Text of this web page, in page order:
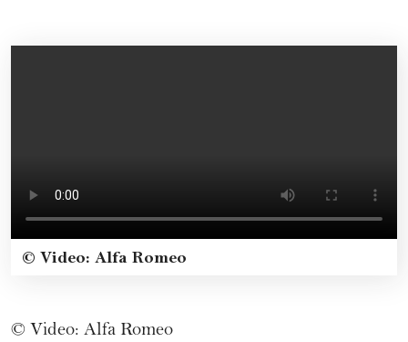
© Video: Alfa Romeo
© Video: Alfa Romeo